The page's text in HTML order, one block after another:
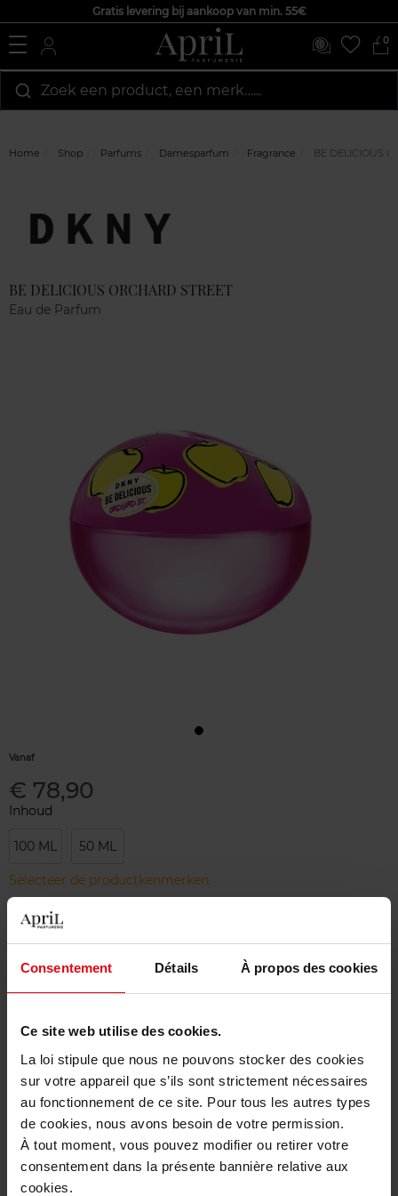
Consentement Détails À propos des cookies
Ce site web utilise des cookies.
La loi stipule que nous ne pouvons stocker des cookies
sur votre appareil que s’ils sont strictement nécessaires
au fonctionnement de ce site. Pour tous les autres types
de cookies, nous avons besoin de votre permission.
À tout moment, vous pouvez modifier ou retirer votre
consentement dans la présente bannière relative aux
cookies.
Gratis levering bij aankoop van min. 55€
0
Zoek een product, een merk…...
Home Shop Parfums Damesparfum Fragrance BE DELICIOUS
BE DELICIOUS ORCHARD STREET
Eau de Parfum
Vanaf
€ 78,90
Inhoud
100 ML 50 ML
Selecteer de productkenmerken.
Beschrijving